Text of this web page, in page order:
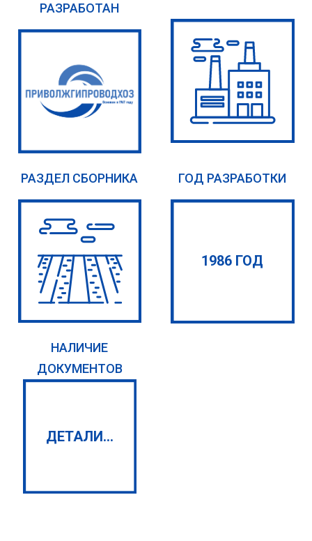
РАЗРАБОТАН
РАЗДЕЛ СБОРНИКА ГОД РАЗРАБОТКИ
1986 ГОД
НАЛИЧИЕ
ДОКУМЕНТОВ
ДЕТАЛИ...